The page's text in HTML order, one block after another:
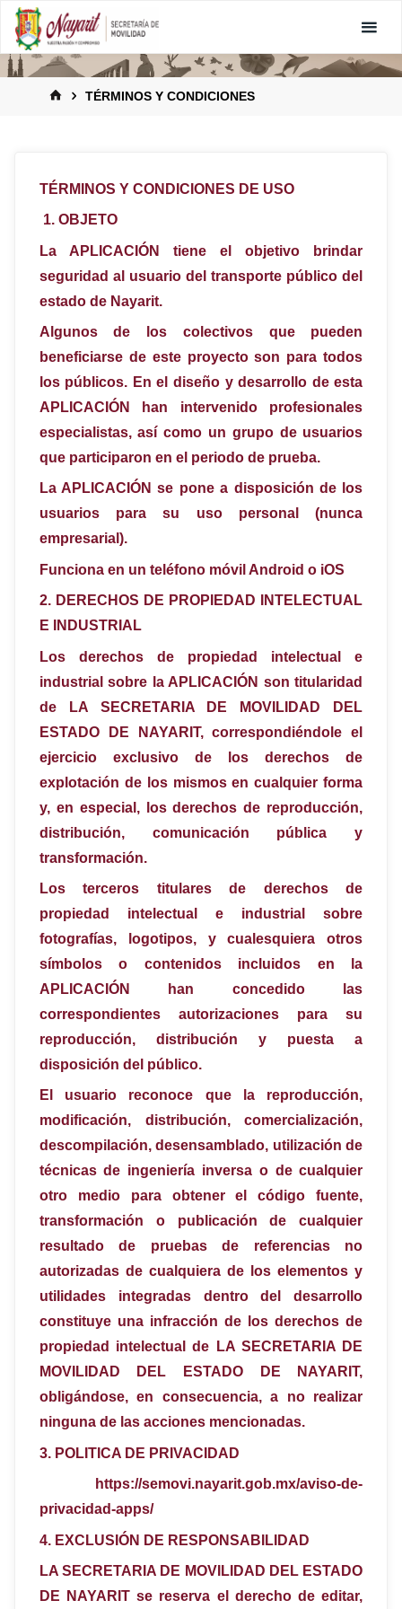
TÉRMINOS Y CONDICIONES
TÉRMINOS Y CONDICIONES DE USO
1. OBJETO
La APLICACIÓN tiene el objetivo brindar
seguridad al usuario del transporte público del
estado de Nayarit.
Algunos de los colectivos que pueden
beneficiarse de este proyecto son para todos
los públicos. En el diseño y desarrollo de esta
APLICACIÓN han intervenido profesionales
especialistas, así como un grupo de usuarios
que participaron en el periodo de prueba.
La APLICACIÓN se pone a disposición de los
usuarios para su uso personal (nunca
empresarial).
Funciona en un teléfono móvil Android o iOS
2. DERECHOS DE PROPIEDAD INTELECTUAL
E INDUSTRIAL
Los derechos de propiedad intelectual e
industrial sobre la APLICACIÓN son titularidad
de LA SECRETARIA DE MOVILIDAD DEL
ESTADO DE NAYARIT, correspondiéndole el
ejercicio exclusivo de los derechos de
explotación de los mismos en cualquier forma
y, en especial, los derechos de reproducción,
distribución, comunicación pública y
transformación.
Los terceros titulares de derechos de
propiedad intelectual e industrial sobre
fotografías, logotipos, y cualesquiera otros
símbolos o contenidos incluidos en la
APLICACIÓN han concedido las
correspondientes autorizaciones para su
reproducción, distribución y puesta a
disposición del público.
El usuario reconoce que la reproducción,
modificación, distribución, comercialización,
descompilación, desensamblado, utilización de
técnicas de ingeniería inversa o de cualquier
otro medio para obtener el código fuente,
transformación o publicación de cualquier
resultado de pruebas de referencias no
autorizadas de cualquiera de los elementos y
utilidades integradas dentro del desarrollo
constituye una infracción de los derechos de
propiedad intelectual de LA SECRETARIA DE
MOVILIDAD DEL ESTADO DE NAYARIT,
obligándose, en consecuencia, a no realizar
ninguna de las acciones mencionadas.
3. POLITICA DE PRIVACIDAD
https://semovi.nayarit.gob.mx/aviso-de-
privacidad-apps/
4. EXCLUSIÓN DE RESPONSABILIDAD
LA SECRETARIA DE MOVILIDAD DEL ESTADO
DE NAYARIT se reserva el derecho de editar,